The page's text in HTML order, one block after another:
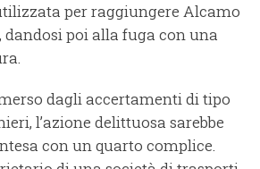
per raggiungere Alcamo
poi alla fuga con una
dagli accertamenti di tipo
l’azione delittuosa sarebbe
con un quarto complice.